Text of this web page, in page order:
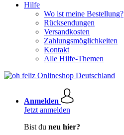
Hilfe
Wo ist meine Bestellung?
Rücksendungen
Versandkosten
Zahlungsmöglichkeiten
Kontakt
Alle Hilfe-Themen
Anmelden
Jetzt anmelden
Bist du neu hier?